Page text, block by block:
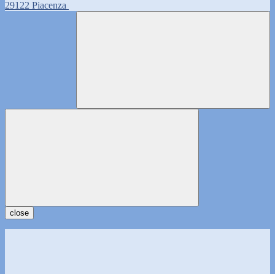
29122 Piacenza
close